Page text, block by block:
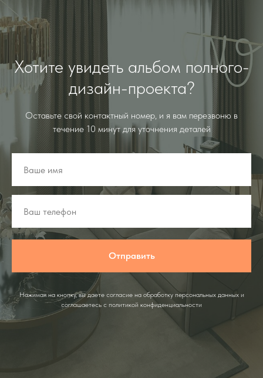
Хотите увидеть альбом полного-
дизайн-проекта?
Оставьте свой контактный номер, и я вам перезвоню в
течение 10 минут для уточнения деталей
Отправить
Нажимая на кнопку, вы даете согласие на обработку персональных данных и
соглашаетесь c политикой конфиденциальности